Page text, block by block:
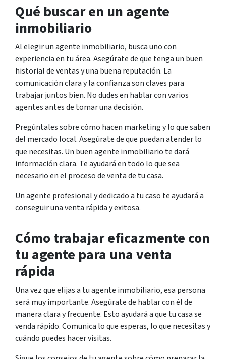
Qué buscar en un agente
inmobiliario
Al elegir un agente inmobiliario, busca uno con
experiencia en tu área. Asegúrate de que tenga un buen
historial de ventas y una buena reputación. La
comunicación clara y la confianza son claves para
trabajar juntos bien. No dudes en hablar con varios
agentes antes de tomar una decisión.
Pregúntales sobre cómo hacen marketing y lo que saben
del mercado local. Asegúrate de que puedan atender lo
que necesitas. Un buen agente inmobiliario te dará
información clara. Te ayudará en todo lo que sea
necesario en el proceso de venta de tu casa.
Un agente profesional y dedicado a tu caso te ayudará a
conseguir una venta rápida y exitosa.
Cómo trabajar eficazmente con
tu agente para una venta
rápida
Una vez que elijas a tu agente inmobiliario, esa persona
será muy importante. Asegúrate de hablar con él de
manera clara y frecuente. Esto ayudará a que tu casa se
venda rápido. Comunica lo que esperas, lo que necesitas y
cuándo puedes hacer visitas.